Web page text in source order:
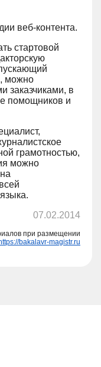
веб-контента.
стартовой
можно
заказчиками, в
помощников и
грамотностью,
можно
07.02.2014
при размещении
bakalavr-magistr.ru